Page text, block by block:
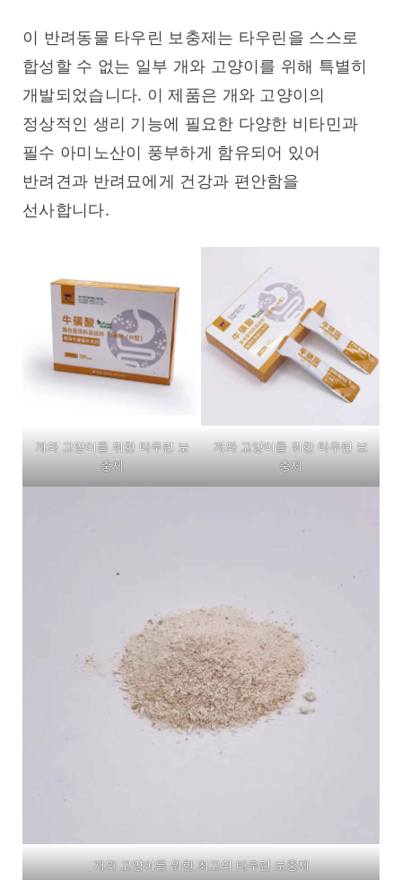
이 반려동물 타우린 보충제는 타우린을 스스로
합성할 수 없는 일부 개와 고양이를 위해 특별히
개발되었습니다. 이 제품은 개와 고양이의
정상적인 생리 기능에 필요한 다양한 비타민과
필수 아미노산이 풍부하게 함유되어 있어
반려견과 반려묘에게 건강과 편안함을
선사합니다.
개와 고양이를 위한 타우린 보
충제
개와 고양이를 위한 타우린 보
충제
개와 고양이를 위한 최고의 타우린 보충제